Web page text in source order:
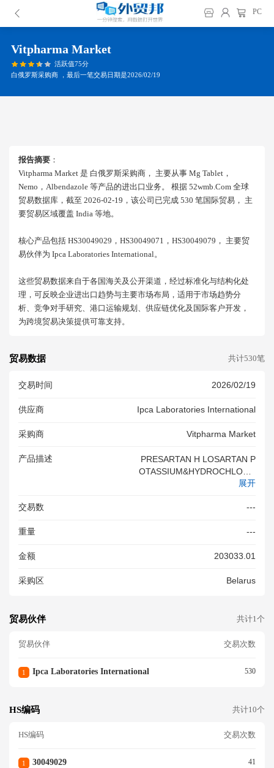
PC
Vitpharma Market
活跃值75分
白俄罗斯采购商 ，最后一笔交易日期是2026/02/19
报告摘要 ：
Vitpharma Market 是 白俄罗斯采购商， 主要从事 Mg Tablet，
Nemo，albendazole 等产品的进出口业务。 根据 52wmb.com 全球
贸易数据库，截至 2026-02-19，该公司已完成 530 笔国际贸易， 主
要贸易区域覆盖 India 等地。
核心产品包括 HS30049029，HS30049071，HS30049079， 主要贸
易伙伴为 Ipca Laboratories International。
这些贸易数据来自于各国海关及公开渠道，经过标准化与结构化处
理，可反映企业进出口趋势与主要市场布局，适用于市场趋势分
析、竞争对手研究、港口运输规划、供应链优化及国际客户开发，
为跨境贸易决策提供可靠支持。
贸易数据 共计530笔
交易时间 2026/02/19
供应商 Ipca Laboratories International
采购商 Vitpharma Market
产品描述
PRESARTAN H LOSARTAN P
OTASSIUM&HYDROCHLORO
THIAZIDE TABLETS 50MG+1
KS BULK DRUG LOSARTAN P
展开
交易数 ---
重量 ---
金额 203033.01
采购区 Belarus
贸易伙伴 共计1个
贸易伙伴 交易次数
1 Ipca Laboratories International 530
HS编码 共计10个
HS编码 交易次数
1 30049029 41